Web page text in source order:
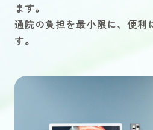
ます。
通院の負担を最小限に、便利
す。